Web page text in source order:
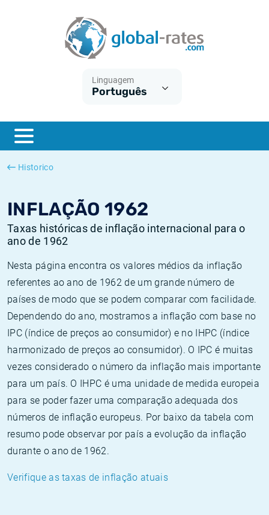
Linguagem
Português
Historico
INFLAÇÃO 1962
Taxas históricas de inflação internacional para o
ano de 1962
Nesta página encontra os valores médios da inflação
referentes ao ano de 1962 de um grande número de
países de modo que se podem comparar com facilidade.
Dependendo do ano, mostramos a inflação com base no
IPC (índice de preços ao consumidor) e no IHPC (índice
harmonizado de preços ao consumidor). O IPC é muitas
vezes considerado o número da inflação mais importante
para um país. O IHPC é uma unidade de medida europeia
para se poder fazer uma comparação adequada dos
números de inflação europeus. Por baixo da tabela com
resumo pode observar por país a evolução da inflação
durante o ano de 1962.
Verifique as taxas de inflação atuais
ESTER
SONIA
O que é a inflação do IPC?
O que é a inflação do IHPC?
Inflação Estados Unidos
Inflação Europa
Taxas Euribor históricas
Taxas ESTER históricas
Taxas SONIA históricas
Taxas TONAR históricas
Calculadora de inflação